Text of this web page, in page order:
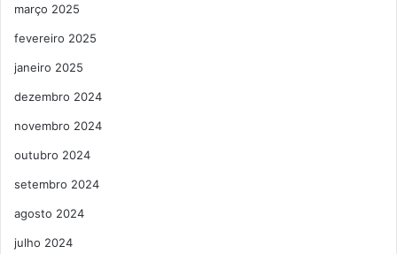
março 2025
fevereiro 2025
janeiro 2025
dezembro 2024
novembro 2024
outubro 2024
setembro 2024
agosto 2024
julho 2024